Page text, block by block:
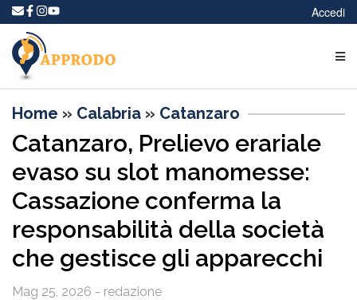
Accedi
Home » Calabria » Catanzaro
Catanzaro, Prelievo erariale
evaso su slot manomesse:
Cassazione conferma la
responsabilità della società
che gestisce gli apparecchi
Mag 25, 2026 - redazione